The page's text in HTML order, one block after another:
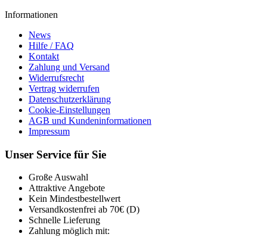
Informationen
News
Hilfe / FAQ
Kontakt
Zahlung und Versand
Widerrufsrecht
Vertrag widerrufen
Datenschutzerklärung
Cookie-Einstellungen
AGB und Kundeninformationen
Impressum
Unser Service für Sie
Große Auswahl
Attraktive Angebote
Kein Mindestbestellwert
Versandkostenfrei ab 70€ (D)
Schnelle Lieferung
Zahlung möglich mit: